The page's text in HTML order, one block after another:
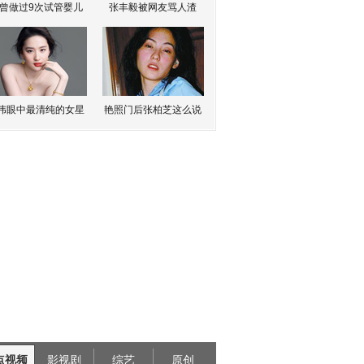
做过9次试管婴儿 张丰毅被网友骂人渣
眼中最清纯的女星 艳照门后张柏芝这么说
视频 影视剧 综艺 原创